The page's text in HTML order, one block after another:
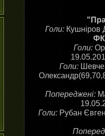
Голи: Кушніров
ФК
Голи:
Голи:
Попереджені:
Голи: Рубан